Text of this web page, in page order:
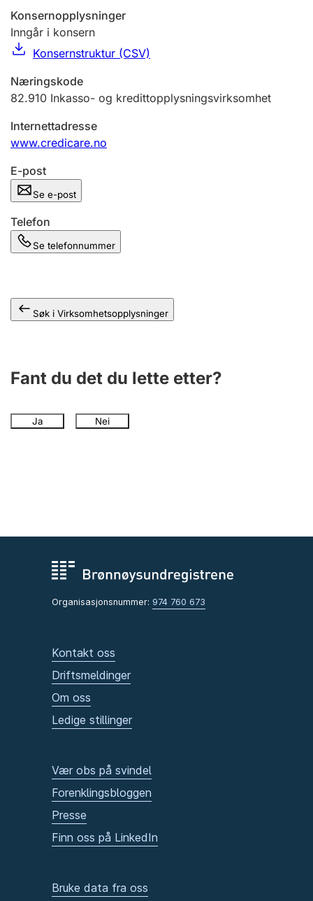
Konsernopplysninger
Inngår i konsern
Konsernstruktur (CSV)
Næringskode
82.910 Inkasso- og kredittopplysningsvirksomhet
Internettadresse
www.credicare.no
E-post
Se e-post
Telefon
Se telefonnummer
Søk i Virksomhetsopplysninger
Fant du det du lette etter?
Ja Nei
Organisasjonsnummer: 974 760 673
Kontakt oss
Driftsmeldinger
Om oss
Ledige stillinger
Vær obs på svindel
Forenklingsbloggen
Presse
Finn oss på LinkedIn
Bruke data fra oss